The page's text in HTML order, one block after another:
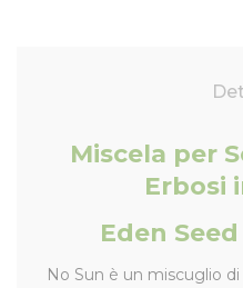
Miscela per
Erbosi
Eden
No Sun è un miscuglio